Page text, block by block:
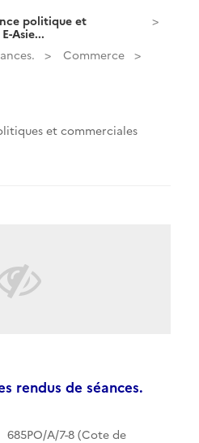
politique et
Asie...
Commerce
et commerciales
rendus de séances.
685PO/A/7-8 (Cote de